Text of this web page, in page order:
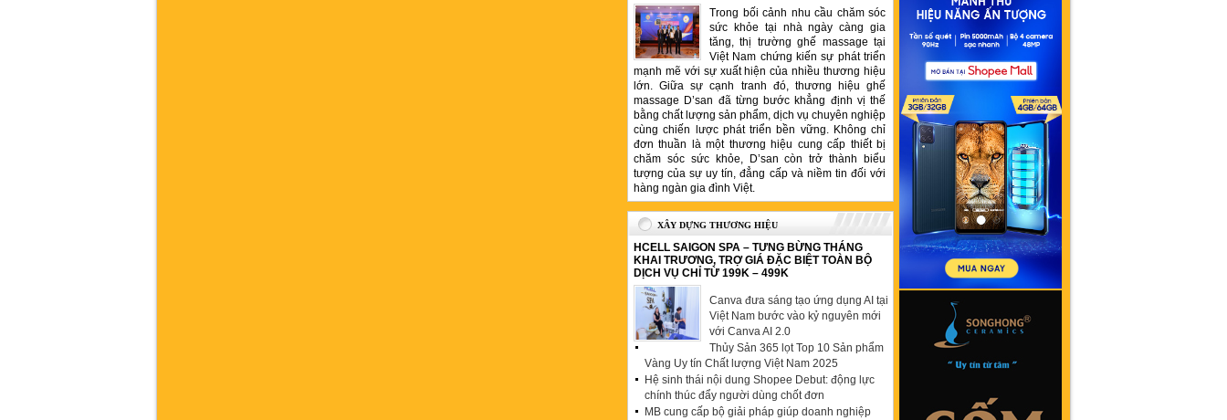
Trong bối cảnh nhu cầu chăm sóc
sức khỏe tại nhà ngày càng gia
tăng, thị trường ghế massage tại
Việt Nam chứng kiến sự phát triển
mạnh mẽ với sự xuất hiện của nhiều thương hiệu
lớn. Giữa sự cạnh tranh đó, thương hiệu ghế
massage D’san đã từng bước khẳng định vị thế
bằng chất lượng sản phẩm, dịch vụ chuyên nghiệp
cùng chiến lược phát triển bền vững. Không chỉ
đơn thuần là một thương hiệu cung cấp thiết bị
chăm sóc sức khỏe, D’san còn trở thành biểu
tượng của sự uy tín, đẳng cấp và niềm tin đối với
hàng ngàn gia đình Việt.
XÂY DỰNG THƯƠNG HIỆU
HCELL SAIGON SPA – TƯNG BỪNG THÁNG
KHAI TRƯƠNG, TRỢ GIÁ ĐẶC BIỆT TOÀN BỘ
DỊCH VỤ CHỈ TỪ 199K – 499K
Canva đưa sáng tạo ứng dụng AI tại
Việt Nam bước vào kỷ nguyên mới
với Canva AI 2.0
Thủy Sản 365 lọt Top 10 Sản phẩm
Vàng Uy tín Chất lượng Việt Nam 2025
Hệ sinh thái nội dung Shopee Debut: động lực
chính thúc đẩy người dùng chốt đơn
MB cung cấp bộ giải pháp giúp doanh nghiệp